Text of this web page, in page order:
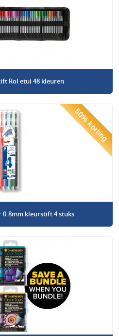
Rol etui 48 kleuren
50% korting
kleurstift 4 stuks